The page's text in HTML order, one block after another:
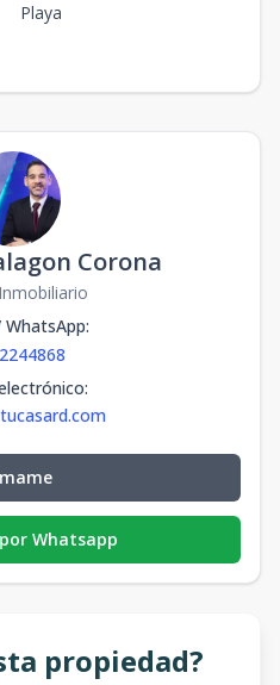
Playa
Corona
WhatsApp:
:
Whatsapp
propiedad?